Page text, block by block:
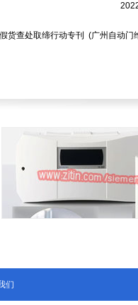
货查处取缔行动专刊 (广州自动门
们